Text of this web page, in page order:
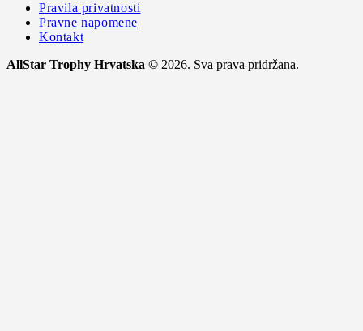
Pravila privatnosti
Pravne napomene
Kontakt
AllStar Trophy Hrvatska © 2026. Sva prava pridržana.